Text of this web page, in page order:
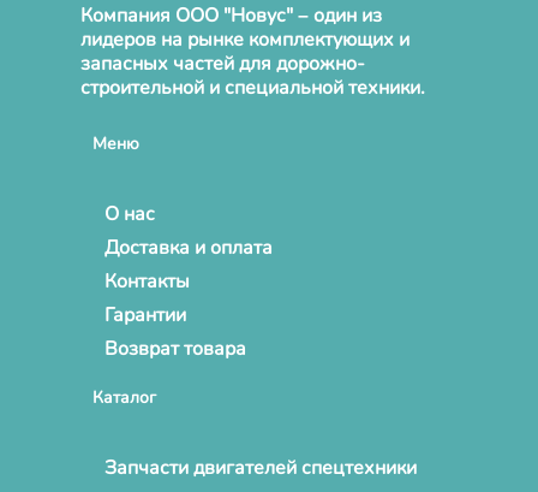
Компания ООО "Новус" – один из
лидеров на рынке комплектующих и
запасных частей для дорожно-
строительной и специальной техники.
Меню
О нас
Доставка и оплата
Контакты
Гарантии
Возврат товара
Каталог
Запчасти двигателей спецтехники